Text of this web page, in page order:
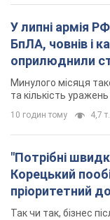
У липні армія
БпЛА, човнів і
оприлюднили
Минулого місяця
та кількість
10 годин тому 4,7 т.
"Потрібні
Корецький
пріоритетний
приміщень
Так чи так, бізнес